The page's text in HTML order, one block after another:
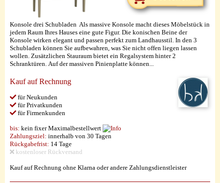
Konsole drei Schubladen Als massive Konsole macht dieses Möbelstück in
jedem Raum Ihres Hauses eine gute Figur. Die konischen Beine der
Konsole wirken elegant und passen perfekt zum Landhausstil. In den 3
Schubladen können Sie aufbewahren, was Sie nicht offen liegen lassen
wollen. Zusätzlichen Stauraum bietet ein Regalsystem hinter 2
Schranktüren. Auf der massiven Pinienplatte können...
Kauf auf Rechnung
für Neukunden
für Privatkunden
für Firmenkunden
bis: kein fixer Maximalbestellwert
Zahlungsziel: innerhalb von 30 Tagen
Rückgabefrist: 14 Tage
kostenloser Rückversand
Kauf auf Rechnung ohne Klarna oder andere Zahlungsdienstleister